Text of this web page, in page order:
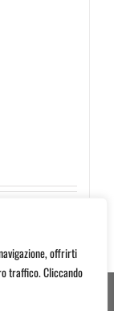
offrirti
traffico. Cliccando
(CS) | P.I.